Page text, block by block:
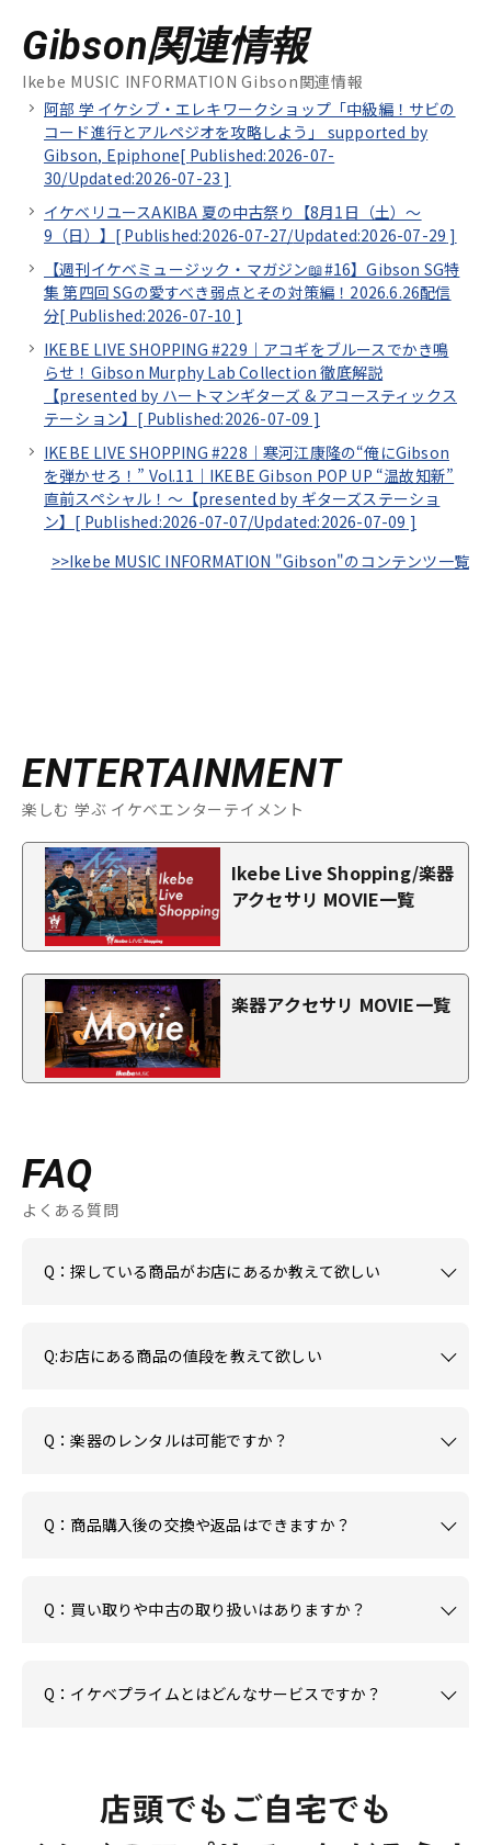
Gibson関連情報
Ikebe MUSIC INFORMATION Gibson関連情報
阿部 学 イケシブ・エレキワークショップ「中級編！サビの
コード進行とアルペジオを攻略しよう」 supported by
Gibson, Epiphone[ Published:2026-07-
30/Updated:2026-07-23 ]
イケベリユースAKIBA 夏の中古祭り【8月1日（土）～
9（日）】[ Published:2026-07-27/Updated:2026-07-29 ]
【週刊イケベミュージック・マガジン📖#16】Gibson SG特
集 第四回 SGの愛すべき弱点とその対策編！2026.6.26配信
分[ Published:2026-07-10 ]
IKEBE LIVE SHOPPING #229｜アコギをブルースでかき鳴
らせ！Gibson Murphy Lab Collection 徹底解説
【presented by ハートマンギターズ & アコースティックス
テーション】[ Published:2026-07-09 ]
IKEBE LIVE SHOPPING #228｜寒河江康隆の“俺にGibson
を弾かせろ！” Vol.11｜IKEBE Gibson POP UP “温故知新”
直前スペシャル！～【presented by ギターズステーショ
ン】[ Published:2026-07-07/Updated:2026-07-09 ]
>>Ikebe MUSIC INFORMATION "Gibson"のコンテンツ一覧
ENTERTAINMENT
楽しむ 学ぶ イケベエンターテイメント
Ikebe Live Shopping/楽器
アクセサリ MOVIE一覧
楽器アクセサリ MOVIE一覧
FAQ
よくある質問
Q：探している商品がお店にあるか教えて欲しい
Q:お店にある商品の値段を教えて欲しい
Q：楽器のレンタルは可能ですか？
Q：商品購入後の交換や返品はできますか？
Q：買い取りや中古の取り扱いはありますか？
Q：イケベプライムとはどんなサービスですか？